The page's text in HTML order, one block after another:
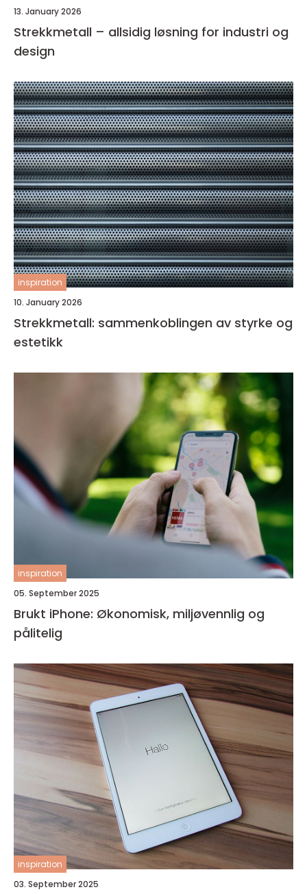
13. January 2026
Strekkmetall – allsidig løsning for industri og
design
inspiration
10. January 2026
Strekkmetall: sammenkoblingen av styrke og
estetikk
inspiration
05. September 2025
Brukt iPhone: Økonomisk, miljøvennlig og
pålitelig
inspiration
03. September 2025